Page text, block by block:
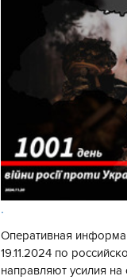
.
Оперативная
19.11.2024 по
направляют усилия